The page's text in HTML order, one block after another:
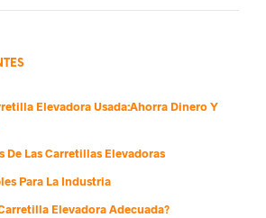
Elevadora Usada:Ahorra Dinero Y
De Las Carretillas Elevadoras
Para La Industria
Elevadora Adecuada?